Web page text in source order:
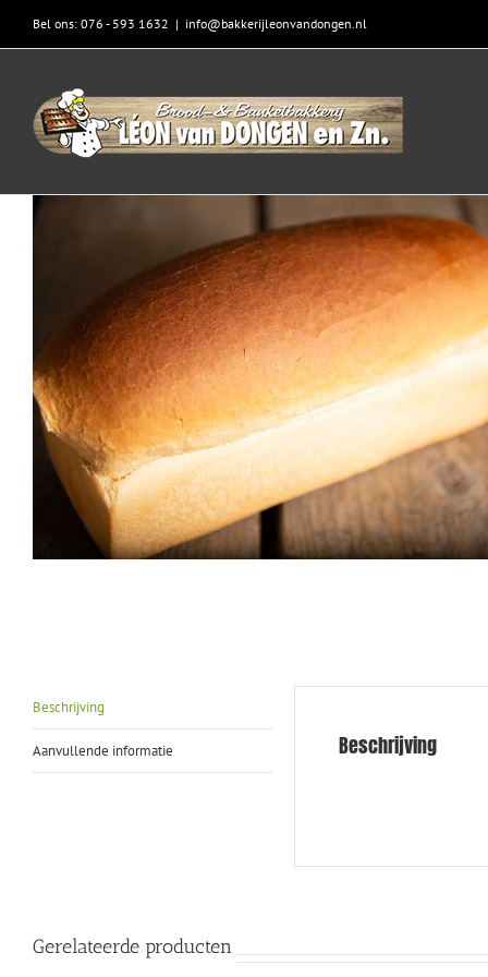
content
Bel ons: 076 - 593 1632 | info@bakkerijleonvandongen.nl
Beschrijving
Aanvullende informatie Beschrijving
Gerelateerde producten